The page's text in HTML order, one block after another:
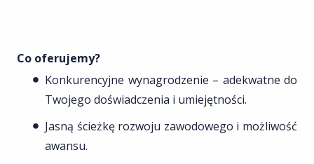
Co oferujemy?
Konkurencyjne wynagrodzenie – adekwatne do
Twojego doświadczenia i umiejętności.
Jasną ścieżkę rozwoju zawodowego i możliwość
awansu.